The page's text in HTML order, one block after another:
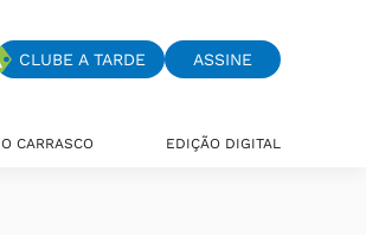
CLUBE A TARDE ASSINE
O CARRASCO EDIÇÃO DIGITAL